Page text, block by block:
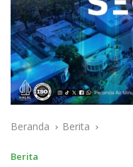
Beranda Berita
Berita